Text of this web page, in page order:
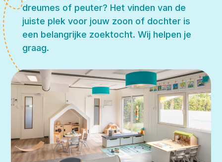
dreumes of peuter? Het vinden van de
juiste plek voor jouw zoon of dochter is
een belangrijke zoektocht. Wij helpen je
graag.